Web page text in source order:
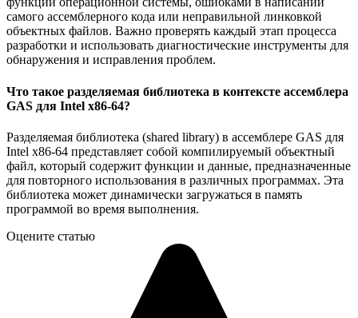
самого ассемблерного кода или неправильной линковкой
объектных файлов. Важно проверять каждый этап процесса
разработки и использовать диагностические инструменты для
обнаружения и исправления проблем.
Что такое разделяемая библиотека в контексте ассемблера
GAS для Intel x86-64?
Разделяемая библиотека (shared library) в ассемблере GAS для
Intel x86-64 представляет собой компилируемый объектный
файл, который содержит функции и данные, предназначенные
для повторного использования в различных программах. Эта
библиотека может динамически загружаться в память
программой во время выполнения.
Оцените статью